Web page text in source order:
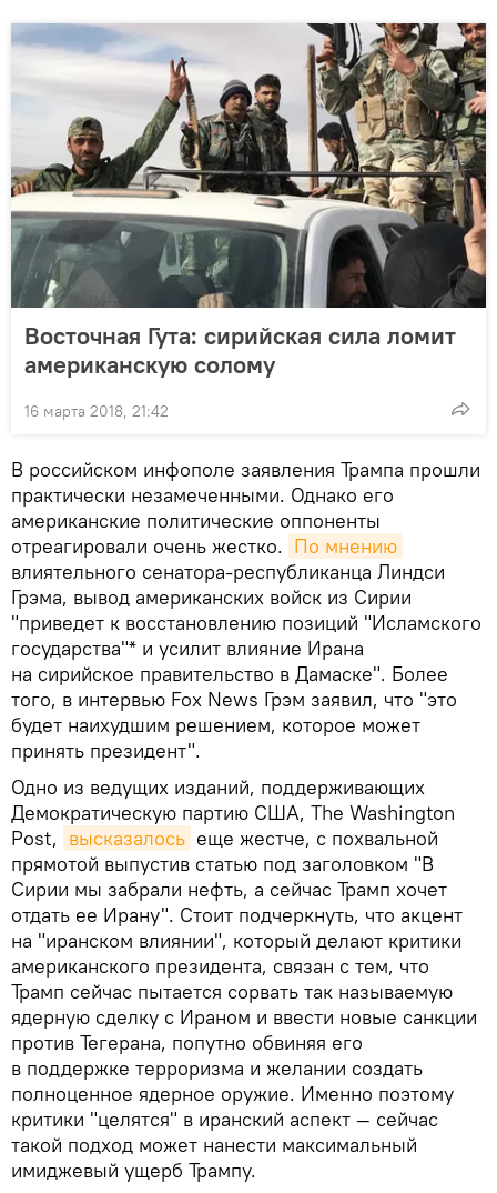
Восточная Гута: сирийская сила ломит
американскую солому
16 марта 2018, 21:42
В российском инфополе заявления Трампа прошли
практически незамеченными. Однако его
американские политические оппоненты
отреагировали очень жестко. По мнению
влиятельного сенатора-республиканца Линдси
Грэма, вывод американских войск из Сирии
"приведет к восстановлению позиций "Исламского
государства"* и усилит влияние Ирана
на сирийское правительство в Дамаске". Более
того, в интервью Fox News Грэм заявил, что "это
будет наихудшим решением, которое может
принять президент".
Одно из ведущих изданий, поддерживающих
Демократическую партию США, The Washington
Post, высказалось еще жестче, с похвальной
прямотой выпустив статью под заголовком "В
Сирии мы забрали нефть, а сейчас Трамп хочет
отдать ее Ирану". Стоит подчеркнуть, что акцент
на "иранском влиянии", который делают критики
американского президента, связан с тем, что
Трамп сейчас пытается сорвать так называемую
ядерную сделку с Ираном и ввести новые санкции
против Тегерана, попутно обвиняя его
в поддержке терроризма и желании создать
полноценное ядерное оружие. Именно поэтому
критики "целятся" в иранский аспект — сейчас
такой подход может нанести максимальный
имиджевый ущерб Трампу.